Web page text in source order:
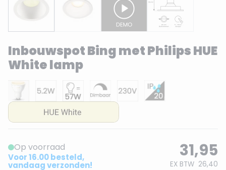
Inbouwspot Bing met Philips HUE
White lamp
Op voorraad
Voor 16.00 besteld,
vandaag verzonden!
31,95
EX BTW 26,40